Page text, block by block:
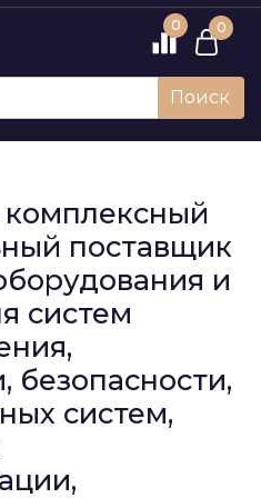
0 0
Поиск
комплексный
поставщик
и
систем
безопасности,
систем,